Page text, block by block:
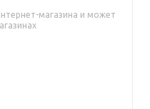
магазина и может